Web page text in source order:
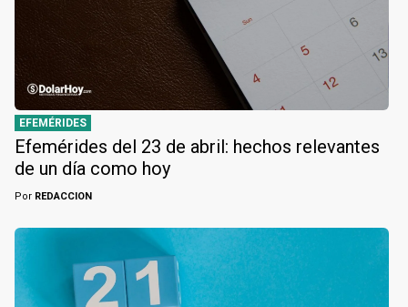
EFEMÉRIDES
Efemérides del 23 de abril: hechos relevantes
de un día como hoy
Por REDACCION